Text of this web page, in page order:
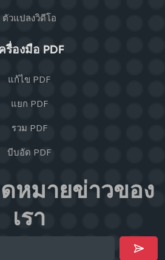
ตัวแปลงวิดีโอ
รื่องมือ PDF
แก้ไข PDF
แยก PDF
รวม PDF
บีบอัด PDF
หมายข่าวของ
เรา